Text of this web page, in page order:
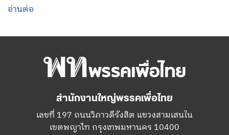
เขตพญาไท กรุงเทพมหานคร 10400
โทร.02-6506000
FacebookTwitterYouTube